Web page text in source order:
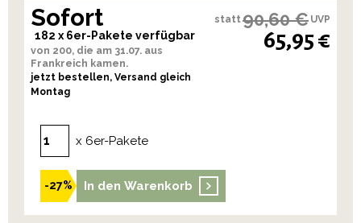
Sofort
182 x 6er-Pakete verfügbar
von 200, die am 31.07. aus
Frankreich kamen.
jetzt bestellen, Versand gleich
Montag
statt90,60 € UVP
65,95 €
x 6er-Pakete
-27% In den Warenkorb